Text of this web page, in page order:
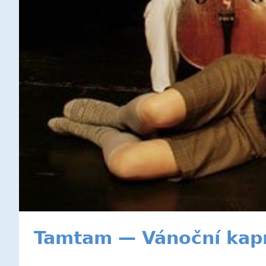
Tamtam — Vánoční